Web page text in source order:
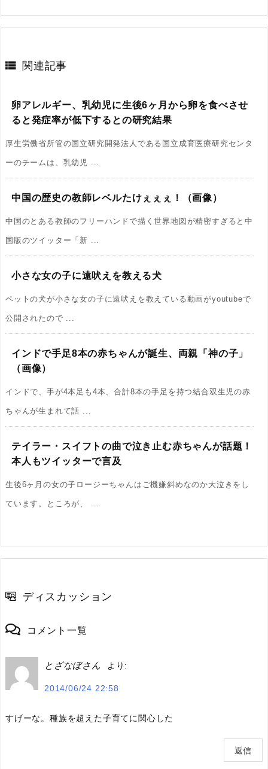
 関連記事
卵アレルギー、乳幼児に生後6ヶ月から卵を食べさせ
ると発症率が低下するとの研究結果
厚生労働省所管の国立研究開発法人である国立成育医療研究センタ
ーのチームは、乳幼児 ...
中国の歴史の教師レベルたけぇぇぇ！（画像）
中国のとある教師のフリーハンドで描く世界地図が精密すぎると中
国版のツイッター「新 ...
小さな女の子に遠吠えを教える犬
ペットの犬が小さな女の子に遠吠えを教えている動画がyoutubeで
公開されたので ...
インドで手足8本の赤ちゃんが誕生、両親「神の子」
（画像）
インドで、手が4本足も4本、合計8本の手足を持つ結合双生児の赤
ちゃんが生まれて話 ...
テイラー・スイフトの曲で泣き止む赤ちゃんが話題！
本人もツイッターで言及
生後6ヶ月の女の子ロージーちゃんはご機嫌斜めなのか大泣きをし
ています。ところが、 ...
ディスカッション
コメント一覧
とざなぼさん より:
2014/06/24 22:58
すげーな。種族を超えた子育てに関心した
返信